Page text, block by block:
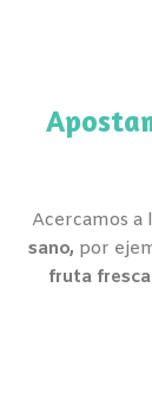
Acercamos a
sano, por
fruta